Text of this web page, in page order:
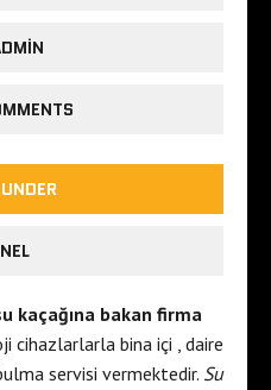
kaçağına bakan firma
cihazlarlarla bina içi , daire
servisi vermektedir. Su